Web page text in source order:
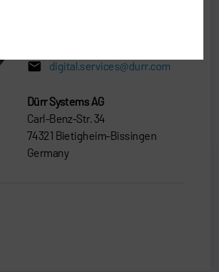
digital.services@durr.com
Dürr Systems AG
Carl-Benz-Str. 34
74321 Bietigheim-Bissingen
Germany